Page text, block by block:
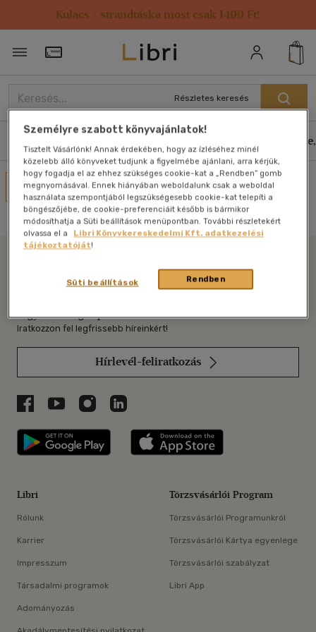
Kulacs / strandtáska most csak 1499 Ft!
Törzsvásárlói Kártya adatai
Részletes keresés
Művei
Nincs találat
Libri
Legyen mindig képben az irodalommal!
Iratkozzon fel legfrissebb híreinkért!
Hírlevél-feliratkozás
Libri a Facebookon
Libri a Youtube-on
Libri az Instagramon
Libri a LinkedInen
Libri applikáció Szerezd meg: Google
Libri
Rólunk
Karrier
Impresszum
Társadalmi programok
Adományozás
Törzsvásárlói Program
Törzsvásárlói Programunkról
Törzsvásárlói Kártya egyenlege
Törzsvásárlói szabályzat
Libri App
Személyre szabott könyvajánlatok!
Tisztelt Vásárlónk! Annak érdekében, hogy az ízléséhez minél
közelebb álló könyveket tudjunk a figyelmébe ajánlani, arra kérjük,
hogy fogadja el az ehhez szükséges cookie-kat a „Rendben” gomb
megnyomásával. Ennek hiányában weboldalunk csak a weboldal
használata szempontjából legszükségesebb cookie-kat telepíti a
böngészőjébe, de cookie-preferenciáit később is bármikor
módosíthatja a Süti beállítások menüpontban. További részletekért
olvassa el a
Libri Könyvkereskedelmi Kft. adatkezelési
tájékoztatóját!
Rendben
Süti beállítások